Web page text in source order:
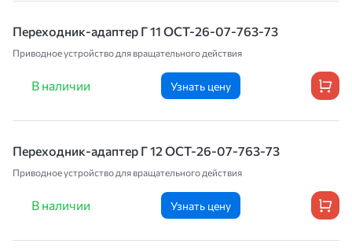
Переходник-адаптер Г 11 ОСТ-26-07-763-73
Приводное устройство для вращательного действия
В наличии Узнать цену
Переходник-адаптер Г 12 ОСТ-26-07-763-73
Приводное устройство для вращательного действия
В наличии Узнать цену